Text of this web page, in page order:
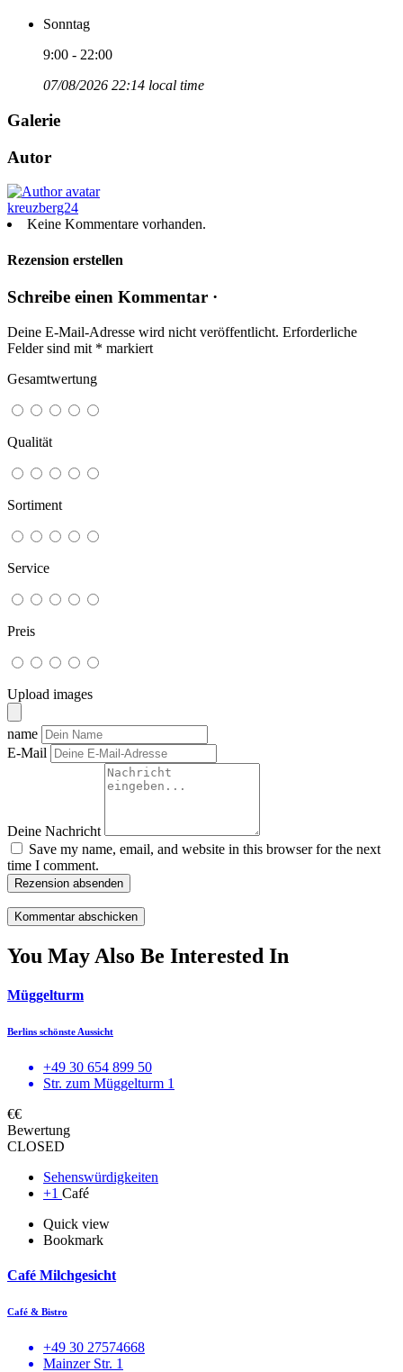
Sonntag
9:00 - 22:00
07/08/2026 22:14 local time
Galerie
Autor
kreuzberg24
Keine Kommentare vorhanden.
Rezension erstellen
Schreibe einen Kommentar ·
Deine E-Mail-Adresse wird nicht veröffentlicht. Erforderliche
Felder sind mit * markiert
Gesamtwertung
Qualität
Sortiment
Service
Preis
Upload images
name
E-Mail
Deine Nachricht
Save my name, email, and website in this browser for the next
time I comment.
Rezension absenden
You May Also Be Interested In
Müggelturm
Berlins schönste Aussicht
+49 30 654 899 50
Str. zum Müggelturm 1
€€
Bewertung
CLOSED
Sehenswürdigkeiten
+1 Café
Quick view
Bookmark
Café Milchgesicht
Café & Bistro
+49 30 27574668
Mainzer Str. 1